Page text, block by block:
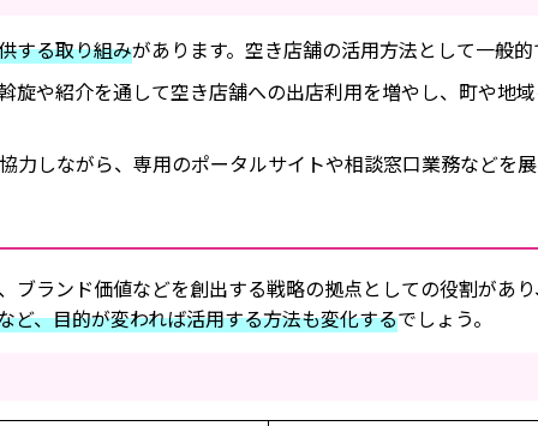
する取り組みがあります。空き店舗の活用方法として一般的
や紹介を通して空き店舗への出店利用を増やし、町や地
しながら、専用のポータルサイトや相談窓口業務などを
ランド価値などを創出する戦略の拠点としての役割があ
ど、目的が変われば活用する方法も変化するでしょう。